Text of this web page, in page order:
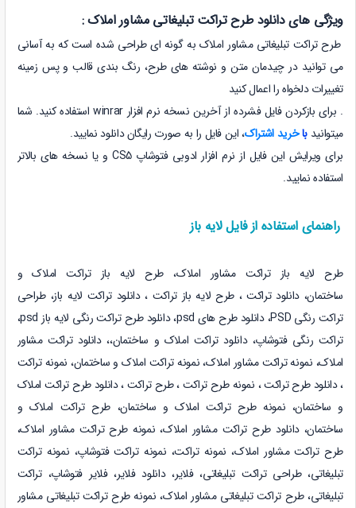
ویژگی های دانلود طرح تراکت تبلیغاتی مشاور املاک :
طرح تراکت تبلیغاتی مشاور املاک به گونه ای طراحی شده است که به آسانی
می توانید در چیدمان متن و نوشته های طرح، رنگ بندی قالب و پس زمینه
تغییرات دلخواه را اعمال کنید
. برای بازکردن فایل فشرده از آخرین نسخه نرم افزار winrar استفاده کنید. شما
میتوانید باخرید اشتراک، این فایل را به صورت رایگان دانلود نمایید.
برای ویرایش این فایل
از نرم افزار ادوبی فتوشاپ CS5 و یا نسخه های بالاتر
استفاده نمایید.
راهنمای استفاده از فایل لایه باز
طرح لایه باز تراکت مشاور املاک، طرح لایه باز تراکت املاک و
ساختمان، دانلود تراکت ، طرح لایه باز تراکت ، دانلود تراکت لایه باز، طراحی
تراکت رنگی PSD، دانلود طرح های psd، دانلود طرح تراکت رنگی لایه باز psd،
تراکت رنگی فتوشاپ، دانلود تراکت املاک و ساختمان،،دانلود تراکت مشاور
املاک، نمونهتراکت مشاور املاک، نمونهتراکت املاک و ساختمان، نمونهتراکت
،دانلود طرح تراکت ، نمونه طرح تراکت ، طرح تراکت ،دانلود طرح تراکت املاک
و ساختمان، نمونه طرح تراکت املاک و ساختمان، طرح تراکت املاک و
ساختمان، دانلود طرح تراکت مشاور املاک، نمونه طرح تراکت مشاور املاک،
طرح تراکت مشاور املاک، نمونه تراکت، نمونه تراکت فتوشاپ، نمونه تراکت
تبلیغاتی، طراحی تراکت تبلیغاتی، فلایر، دانلود فلایر، فلایر فتوشاپ، تراکت
تبلیغاتی، طرح تراکت تبلیغاتی مشاور املاک، نمونه طرح تراکت تبلیغاتی مشاور